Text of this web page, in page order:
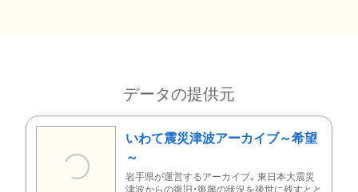
データの提供元
いわて震災津波アーカイブ～希望
～
岩手県が運営するアーカイブ。東日本大震災
津波からの復旧・復興の状況を後世に残すとと